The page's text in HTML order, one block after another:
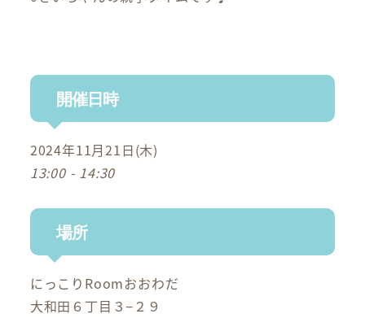
開催日時
2024年11月21日(木)
13:00 - 14:30
場所
にっこりRoomおおわだ
大和田６丁目３−２９